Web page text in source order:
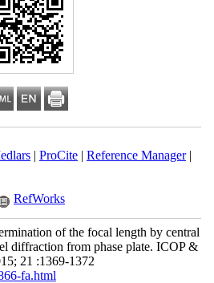
|ProCite|Reference Manager
RefWorks
of the focal length by central
diffraction from phase plate. ICOP &
21 :1369-1372
fa.html